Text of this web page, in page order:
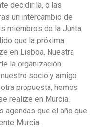
decidir la, o las
un intercambio de
miembros de la Junta
que la próxima
en Lisboa. Nuestra
la organización.
socio y amigo
propuesta, hemos
realize en Murcia.
agendas que el año que
Murcia.